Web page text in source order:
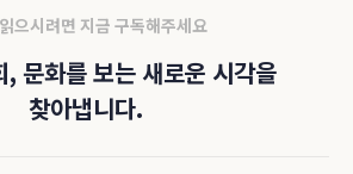
으시려면 지금 구독해주세요
, 문화를 보는 새로운 시각을
찾아냅니다.